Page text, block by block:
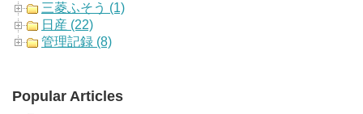
三菱ふそう (1)
日産 (22)
管理記録 (8)
Popular Articles